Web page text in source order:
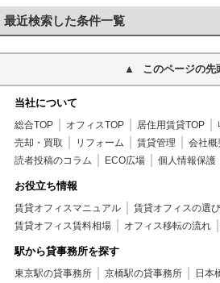
中央区+賃貸事務所+初期費用安め
最近検索した条件一覧
このページの先
当社について
総合TOP オフィスTOP 居住用賃貸TOP
売却・買取
リフォーム 賃貸管理 会社概
読者投稿のコラム
ECO広場 個人情報保護
お役立ち情報
賃貸オフィスマニュアル
賃貸オフィスの選
賃貸オフィス賃料相場
オフィス移転の流れ
駅から貸事務所を探す
東京駅の貸事務所 京橋駅の貸事務所
日本